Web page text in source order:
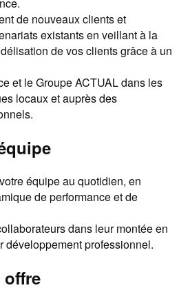
de nouveaux clients et
existants en veillant à la
de vos clients grâce à un
et le Groupe ACTUAL dans les
locaux et auprès des
équipe au quotidien, en
de performance et de
dans leur montée en
développement professionnel.
offre